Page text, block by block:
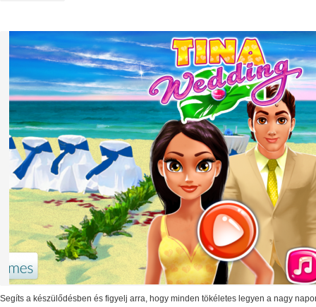
Segíts a készülődésben és figyelj arra, hogy minden tökéletes legyen a nagy